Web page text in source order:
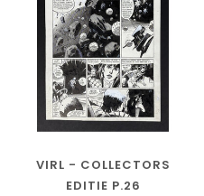
VIRL - COLLECTORS
EDITIE P.26